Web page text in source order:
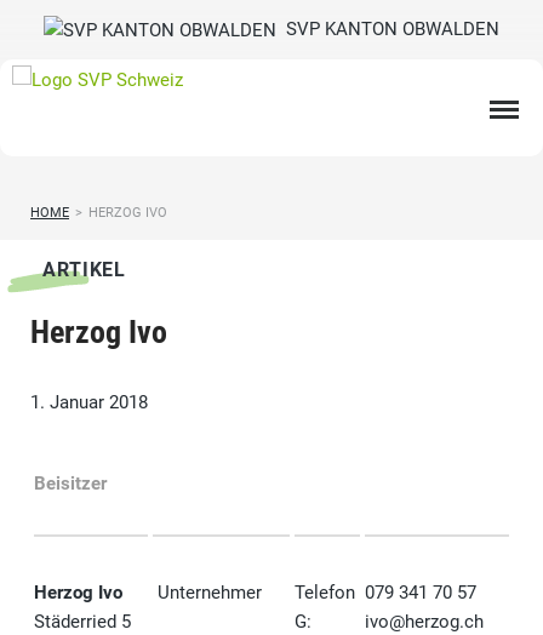
SVP KANTON OBWALDEN
HOME > HERZOG IVO
ARTIKEL
Herzog Ivo
1. Januar 2018
Beisitzer
Herzog Ivo
Städerried 5
Unternehmer
Telefon
G:
079 341 70 57
ivo@herzog.ch